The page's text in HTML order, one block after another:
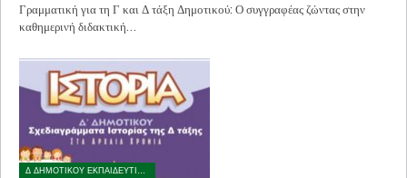
Γραμματική για τη Γ και Δ τάξη Δημοτικού: Ο συγγραφέας ζώντας στην
καθημερινή διδακτική…
Δ ΔΗΜΟΤΙΚΟΥ ΕΚΠΑΙΔΕΥΤΙΚΟ ΥΛΙΚΟ